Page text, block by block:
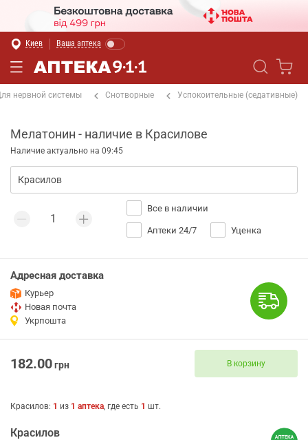
Киев Ваша аптека
нервной системы Снотворные Успокоительные (седативные)
Мелатонин - наличие в Красилове
Наличие актуально на 09:45
Все в наличии
Аптеки 24/7 Уценка
Адресная доставка
Курьер
Новая почта
Укрпошта
182.00грн В корзину
Красилов: 1 из 1 аптека, где есть 1 шт.
Красилов